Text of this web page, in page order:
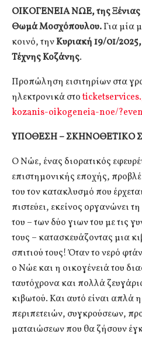
ΟΙΚΟΓΕΝΕΙΑ ΝΩΕ, της Ξένιας
Θωμά Μοσχόπουλου.Για μία
κοινό, τηνΚυριακή 19/01/
Τέχνης Κοζάνης.
Προπώληση εισιτηρίων στα
ηλεκτρονικά στο
kozanis-oikogeneia-noe/
ΥΠΟΘΕΣΗ – ΣΚΗΝΟΘΕΤΙΚΟ
Ο Νώε, ένας διορατικός
επιστημονικής εποχής,
του τον κατακλυσμό που
πιστεύει, εκείνος οργανώνει
του – των δύο γιων του με τις
τους – κατασκευάζοντας μια
σπιτιού τους! Όταν το νερό
ο Νώε και η οικογένειά του
ταυτόχρονα και πολλά
κιβωτού. Και αυτό είναι απλά
περιπετειών, συγκρούσεων,
ματαιώσεων που θα ζήσουν